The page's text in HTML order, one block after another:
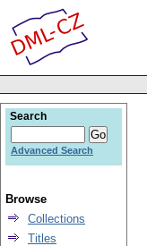
Search
Advanced Search
Browse
Collections
Titles